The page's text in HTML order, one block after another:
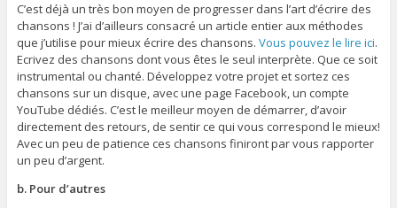
C’est déjà un très bon moyen de progresser dans l’art d’écrire des
chansons ! J’ai d’ailleurs consacré un article entier aux méthodes
que j’utilise pour mieux écrire des chansons. Vous pouvez le lire ici.
Ecrivez des chansons dont vous êtes le seul interprète. Que ce soit
instrumental ou chanté. Développez votre projet et sortez ces
chansons sur un disque, avec une page Facebook, un compte
YouTube dédiés. C’est le meilleur moyen de démarrer, d’avoir
directement des retours, de sentir ce qui vous correspond le mieux!
Avec un peu de patience ces chansons finiront par vous rapporter
un peu d’argent.
b. Pour d’autres